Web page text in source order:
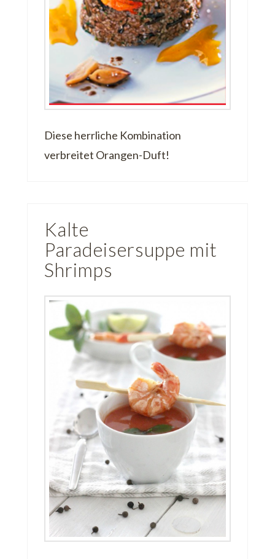
Diese herrliche Kombination
verbreitet Orangen-Duft!
Kalte
Paradeisersuppe mit
Shrimps